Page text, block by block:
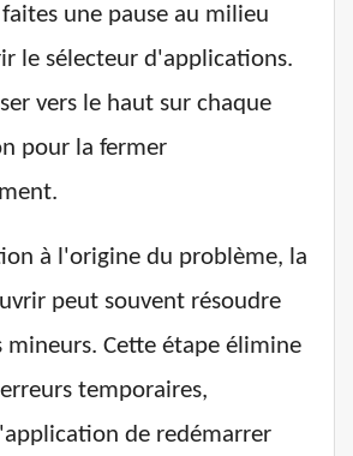
une pause au milieu
le sélecteur d'applications.
vers le haut sur chaque
pour la fermer
à l'origine du problème, la
peut souvent résoudre
mineurs. Cette étape élimine
temporaires,
de redémarrer